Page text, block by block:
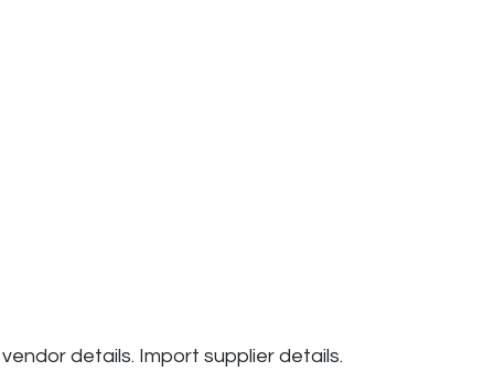
details. Import supplier details.